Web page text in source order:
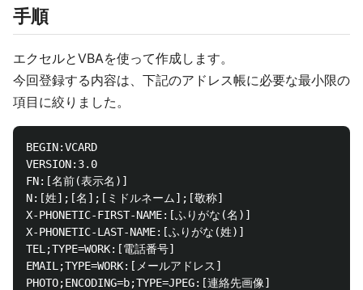
手順
エクセルとVBAを使って作成します。
今回登録する内容は、下記のアドレス帳に必要な最小限の
項目に絞りました。
BEGIN:VCARD
VERSION:3.0
FN:[名前(表示名)]
N:[姓];[名];[ミドルネーム];[敬称]
X-PHONETIC-FIRST-NAME:[ふりがな(名)]
X-PHONETIC-LAST-NAME:[ふりがな(姓)]
TEL;TYPE=WORK:[電話番号]
EMAIL;TYPE=WORK:[メールアドレス]
PHOTO;ENCODING=b;TYPE=JPEG:[連絡先画像]